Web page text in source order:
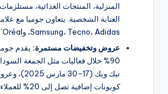
المنزلية، المنتجات الغذائية،
العناية الشخصية. يتعاون جوميا مع
Samsung، Tecno، Adidas، وL’Oréal.
عروض وتخفيضات مستمرة: يقدم
تيك ويك (17-
كوبونات إضافية تصل إلى 20% للعملاء الجدد.